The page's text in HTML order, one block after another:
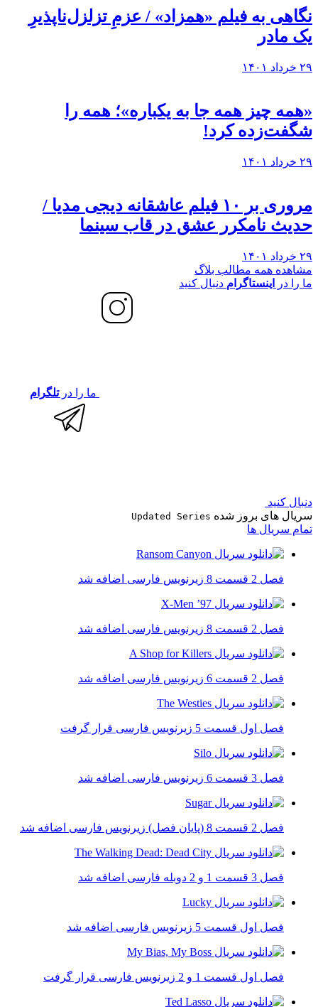
نگاهی به فيلم «همزاد» / عزمِ تزلزل‌ناپذیرِ
یک مادر
۲۹ خرداد ۱۴۰۱
«همه چیز همه جا به یکباره»؛ همه را
شگفت‌زده کرد!
۲۹ خرداد ۱۴۰۱
مروری بر ۱۰ فیلم عاشقانه دیجی مدیا /
حدیث نامکرر عشق در قاب سینما
۲۹ خرداد ۱۴۰۱
مشاهده همه مطالب بلاگ
ما را در
اینستاگرام دنبال کنید
ما را درتلگرام
دنبال کنید
سریال های بروز شده Updated Series
تمام سریال ها
فصل 2 قسمت 8 زیرنویس فارسی اضافه شد
فصل 2 قسمت 8 زیرنویس فارسی اضافه شد
فصل 2 قسمت 6 زیرنویس فارسی اضافه شد
فصل اول قسمت 5 زیرنویس فارسی قرار گرفت
فصل 3 قسمت 6 زیرنویس فارسی اضافه شد
فصل 2 قسمت 8 (پایان فصل) زیرنویس فارسی اضافه شد
فصل 3 قسمت 1 و 2 دوبله فارسی اضافه شد
فصل اول قسمت 5 زیرنویس فارسی اضافه شد
فصل اول قسمت 1 و 2 زیرنویس فارسی قرار گرفت